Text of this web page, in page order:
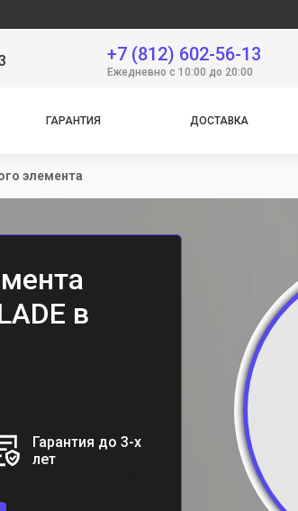
+7 (812) 602-56-13
Ежедневно с 10:00 до 20:00
ГАРАНТИЯ ДОСТАВКА
элемента
в
Гарантия до 3-х
лет